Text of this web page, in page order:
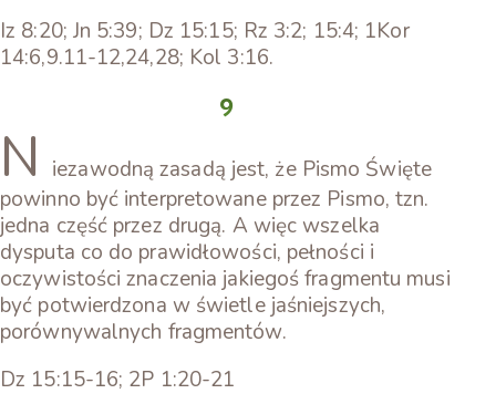
Iz 8:20; Jn 5:39; Dz 15:15; Rz 3:2; 15:4; 1Kor
14:6,9.11-12,24,28; Kol 3:16.
9
N
iezawodną zasadą jest, że Pismo Święte
powinno być interpretowane przez Pismo, tzn.
jedna część przez drugą. A więc wszelka
dysputa co do prawidłowości, pełności i
oczywistości znaczenia jakiegoś fragmentu musi
być potwierdzona w świetle jaśniejszych,
porównywalnych fragmentów.
Dz 15:15-16; 2P 1:20-21